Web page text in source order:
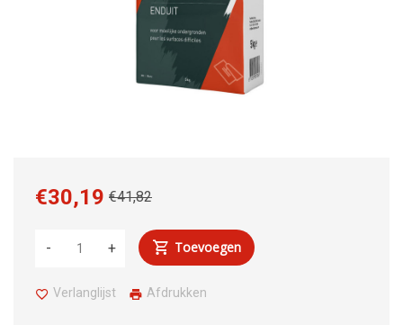
€41,82
€30,19
+
- Toevoegen
Verlanglijst Afdrukken